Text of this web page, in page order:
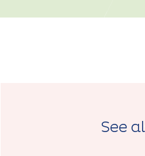
See